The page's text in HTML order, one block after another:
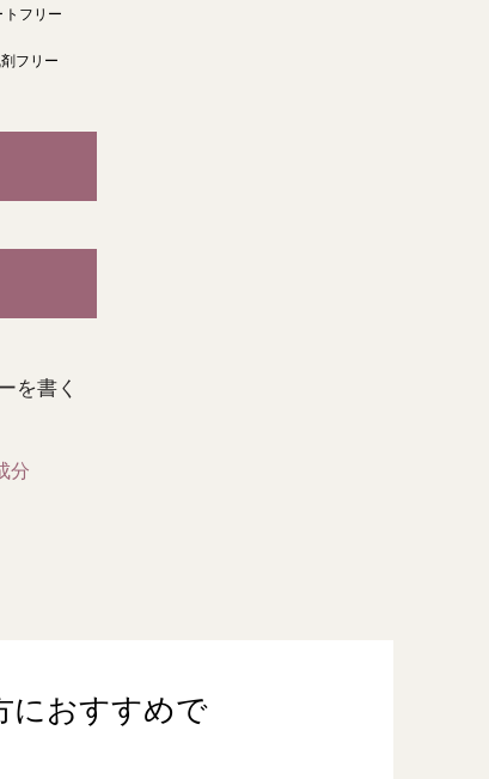
トフリー
フリー
を書く
分
におすすめで